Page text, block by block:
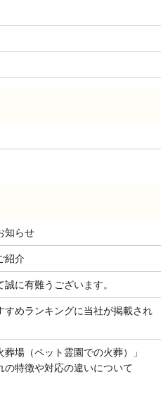
知らせ
紹介
に有難うございます。
めランキングに当社が掲載され
場（ペット霊園での火葬）」
の特徴や対応の違いについて